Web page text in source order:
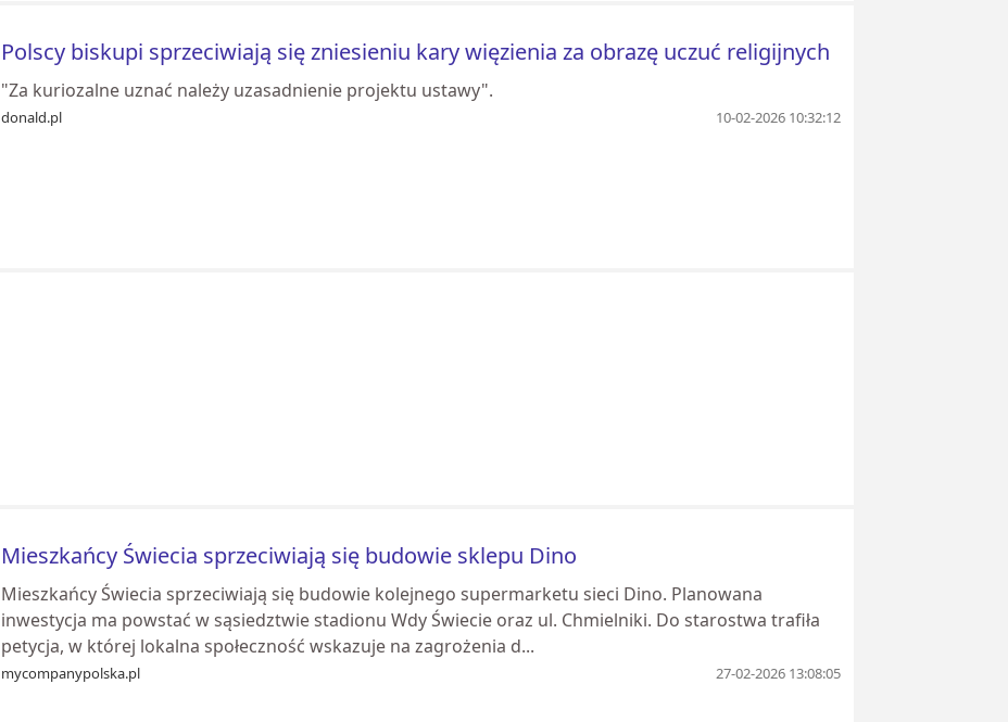
Polscy biskupi sprzeciwiają się zniesieniu kary więzienia za obrazę uczuć religijnych
"Za kuriozalne uznać należy uzasadnienie projektu ustawy".
donald.pl 10-02-2026 10:32:12
Mieszkańcy Świecia sprzeciwiają się budowie sklepu Dino
Mieszkańcy Świecia sprzeciwiają się budowie kolejnego supermarketu sieci Dino. Planowana
inwestycja ma powstać w sąsiedztwie stadionu Wdy Świecie oraz ul. Chmielniki. Do starostwa trafiła
petycja, w której lokalna społeczność wskazuje na zagrożenia d...
mycompanypolska.pl 27-02-2026 13:08:05